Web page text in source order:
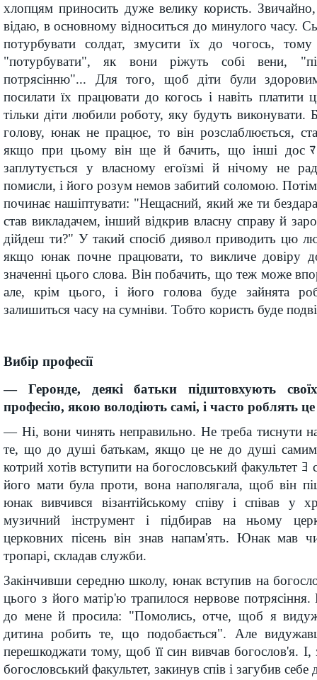
хлопцям приносить дуже велику користь.
відаю, в основному відноситься до минулого часу.
потурбувати солдат, змусити їх до чогось,
"потурбувати", як вони ріжуть собі вени,
потрясінню"... Для того, щоб діти були
посилати їх працювати до когось і навіть платити
тільки діти любили роботу, яку будуть
голову, юнак не працює, то він розслаблюється,
якщо при цьому він ще й бачить, що інші досﾏ
заплутується у власному егоїзмі й нічому не
помисли, і його розум немов забитий соломою.
починає нашіптувати: "Нещасний, який же ти
став викладачем, інший відкрив власну справу й
дійдеш ти?" У такий спосіб диявол приводить цю
якщо юнак почне працювати, то викличе
значенні цього слова. Він побачить, що теж може
але, крім цього, і його голова буде зайнята
залишиться часу на сумніви. Тобто користь буде
Вибір професії
— Геронде, деякі батьки підштовхують
професію, якою володіють самі, і часто роблять
— Ні, вони чинять неправильно. Не треба тиснути
те, що до душі батькам, якщо це не до душі
котрий хотів вступити на богословський факультет
його мати була проти, вона наполягала, щоб він
юнак вивчився візантійському співу і співав у
музичний інструмент і підбирав на ньому
церковних пісень він знав напам'ять. Юнак мав
тропарі, складав служби.
Закінчивши середню школу, юнак вступив на
цього з його матір'ю трапилося нервове
до мене й просила: "Помолись, отче, щоб я
дитина робить те, що подобається". Але
перешкоджати тому, щоб її син вивчав богослов'я.
богословський факультет, закинув спів і загубив себе